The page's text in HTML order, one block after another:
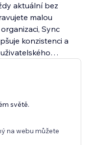
aktuální bez
malou
Sync
konzistenci a
členství,
záleží na identitě
světě.
na webu můžete